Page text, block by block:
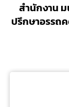
สำนักงาน
ปรึกษาอรรถ